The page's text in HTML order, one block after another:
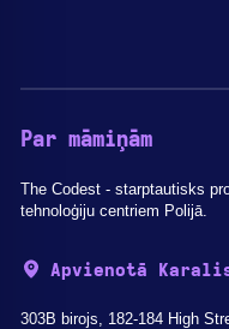
Par māmiņām
The Codest - starptautisks
tehnoloģiju centriem Polijā.
Apvienotā
303B birojs, 182-184 High